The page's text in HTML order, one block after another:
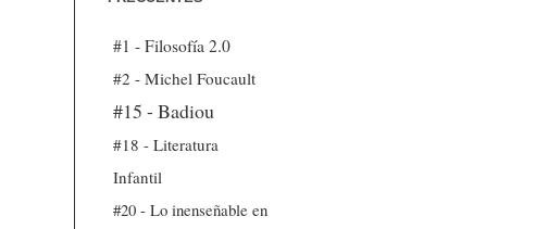
#1 - Filosofía 2.0
#2 - Michel Foucault
#15 - Badiou
#18 - Literatura
Infantil
#20 - Lo inenseñable en